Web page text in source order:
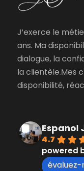
J’exerce le
ans. Ma
dialogue, la
la clientèle.Mes
disponibilité,
Espanol
4.7
powered
évaluez-